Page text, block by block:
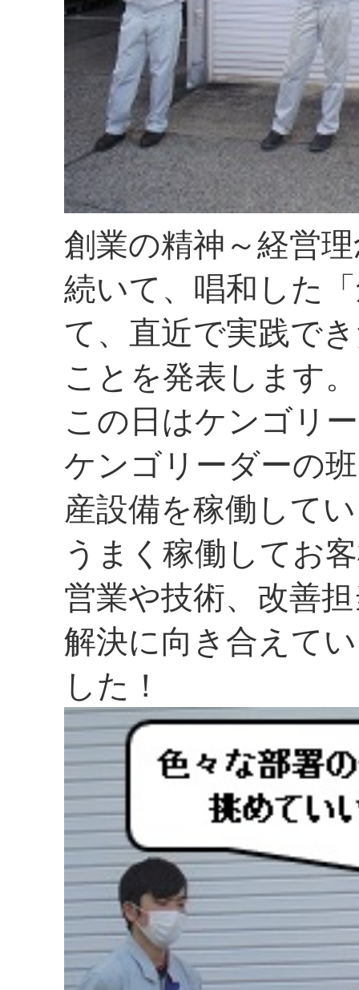
創業の精神～経営
続いて、唱和した
て、直近で実践で
ことを発表します。
この日はケンゴリ
ケンゴリーダーの
産設備を稼働して
うまく稼働してお
営業や技術、改善
解決に向き合えて
した！